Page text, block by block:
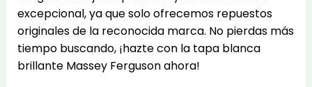
excepcional, ya que solo ofrecemos repuestos
originales de la reconocida marca. No pierdas más
tiempo buscando, ¡hazte con la tapa blanca
brillante Massey Ferguson ahora!